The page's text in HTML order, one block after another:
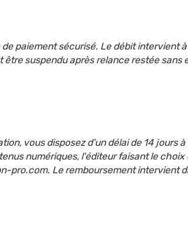
paiement sécurisé. Le débit intervient
suspendu après relance restée sans
vous disposez d'un délai de 14
numériques, l'éditeur faisant le
Le remboursement intervient